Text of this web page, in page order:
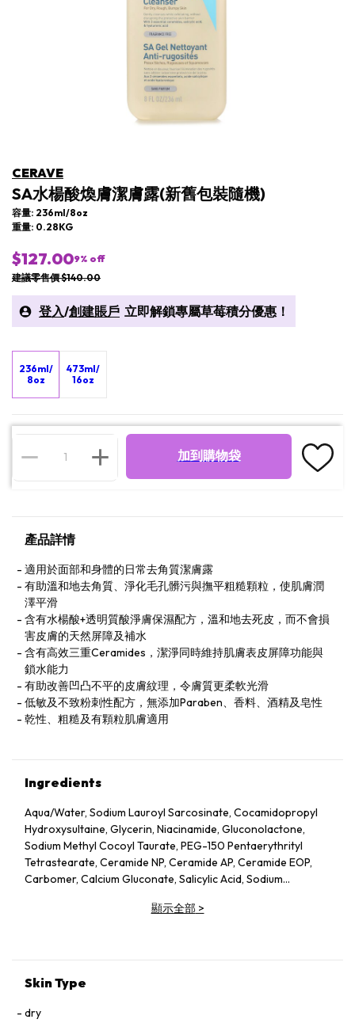
CERAVE
SA水楊酸煥膚潔膚露(新舊包裝隨機)
容量: 236ml/8oz
重量: 0.28KG
$127.009% off
建議零售價 $140.00
登入/創建賬戶 立即解鎖專屬草莓積分優惠！
236ml/
8oz
473ml/
16oz
加到購物袋
產品詳情
適用於面部和身體的日常去角質潔膚露
有助溫和地去角質、淨化毛孔髒污與撫平粗糙顆粒，使肌膚潤
澤平滑
含有水楊酸+透明質酸淨膚保濕配方，溫和地去死皮，而不會損
害皮膚的天然屏障及補水
含有高效三重Ceramides，潔淨同時維持肌膚表皮屏障功能與
鎖水能力
有助改善凹凸不平的皮膚紋理，令膚質更柔軟光滑
低敏及不致粉刺性配方，無添加Paraben、香料、酒精及皂性
乾性、粗糙及有顆粒肌膚適用
Ingredients
Aqua/​Water, Sodium Lauroyl Sarcosinate, Cocamidopropyl
Hydroxysultaine, Glycerin, Niacinamide, Gluconolactone,
Sodium Methyl Cocoyl Taurate, PEG-150 Pentaerythrityl
Tetrastearate, Ceramide NP, Ceramide AP, Ceramide EOP,
Carbomer, Calcium Gluconate, Salicylic Acid, Sodium
Phenoxyethanol, Disodium EDTA, Tetrasodium EDTA,
顯示全部>
Skin Type
dry